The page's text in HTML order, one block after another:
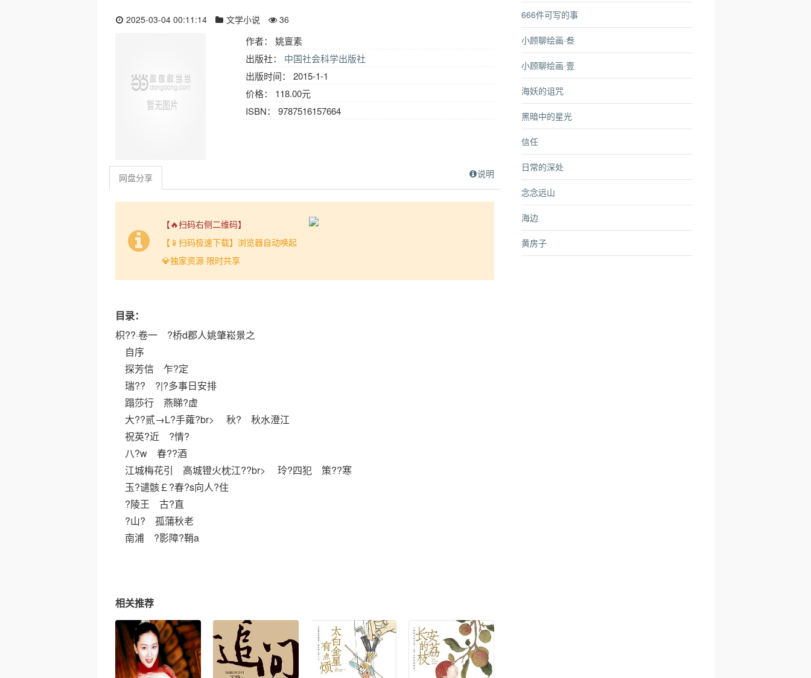
2025-03-04 00:11:14 文学小说 36
作者： 姚亶素
出版社： 中国社会科学出版社
出版时间： 2015-1-1
价格： 118.00元
ISBN： 9787516157664
网盘分享 说明
【🔥扫码右侧二维码】
【📱扫码极速下载】浏览器自动唤起
💎独家资源·限时共享
目录：
枳??·卷一 ?桥d郡人姚肇崧景之
自序
探芳信 乍?定
瑞?? ?|?多事日安排
蹋莎行 燕睇?虚
大??贰→L?手蕹?br> 秋? 秋水澄江
祝英?近 ?情?
八?w 春??酒
江城梅花引 高城镫火枕江??br> 玲?四犯 策??寒
玉?谴骸￡?春?s向人?住
?陵王 古?直
?山? 孤蒲秋老
南浦 ?影障?鞘a
相关推荐
666件可写的事
小顾聊绘画·叁
小顾聊绘画·壹
海妖的诅咒
黑暗中的星光
信任
日常的深处
念念远山
海边
黄房子